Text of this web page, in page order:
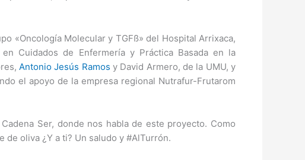
«Oncología Molecular y TGFß» del Hospital Arrixaca,
Cuidados de Enfermería y Práctica Basada en la
Antonio Jesús Ramos y David Armero, de la UMU, y
el apoyo de la empresa regional Nutrafur-Frutarom
Ser, donde nos habla de este proyecto. Como
oliva ¿Y a ti? Un saludo y #AlTurrón.